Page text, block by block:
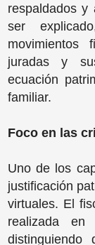
respaldados y
ser
movimientos
juradas y
ecuación
familiar.
Foco en las
Uno de los
justificación
virtuales. El
realizada en
distinguiendo